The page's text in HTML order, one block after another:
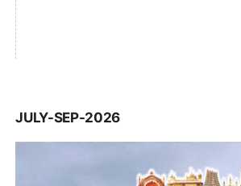
JULY-SEP-2026